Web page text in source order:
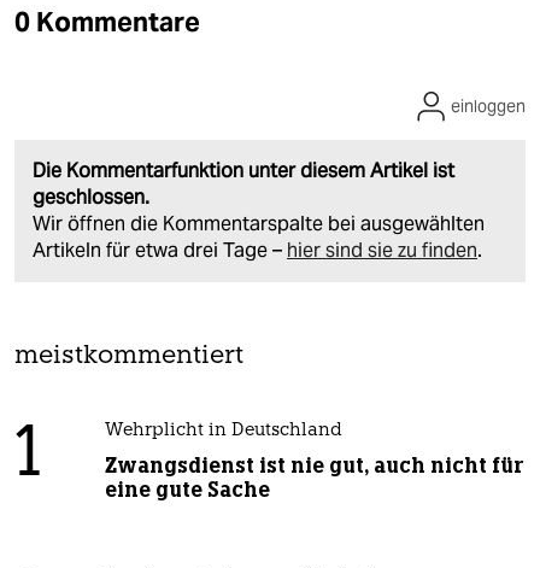
0 Kommentare
Die Kommentarfunktion unter diesem Artikel ist
geschlossen.
Wir öffnen die Kommentarspalte bei ausgewählten
Artikeln für etwa drei Tage – hier sind sie zu finden.
einloggen
meistkommentiert
1 Wehrplicht in Deutschland
Zwangsdienst ist nie gut, auch nicht für
eine gute Sache